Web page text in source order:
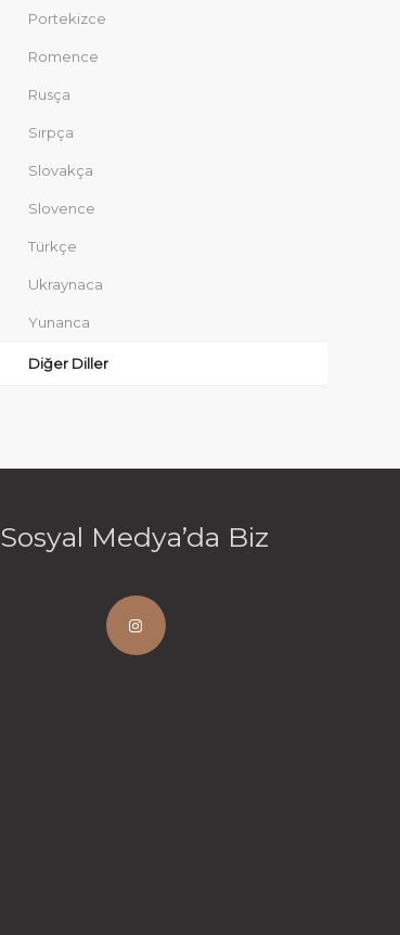
Portekizce
Romence
Rusça
Sırpça
Slovakça
Slovence
Türkçe
Ukraynaca
Yunanca
Diğer Diller
Sosyal Medya’da Biz